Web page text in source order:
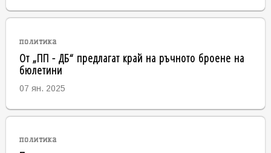
политика
От „ПП - ДБ“ предлагат край на ръчното броене на
бюлетини
07 ян. 2025
политика